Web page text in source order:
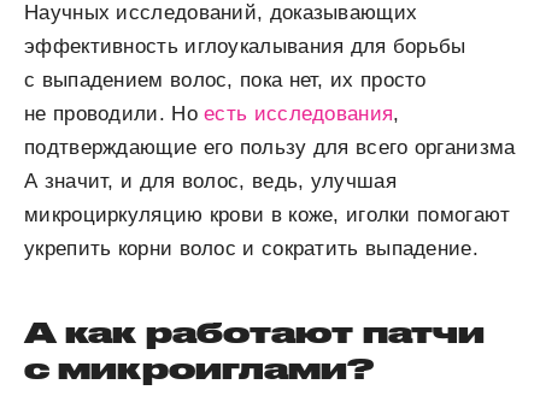
Научных исследований, доказывающих
эффективность иглоукалывания для борьбы
с выпадением волос, пока нет, их просто
не проводили. Ноесть исследования,
подтверждающие его пользу для всего организма
А значит, и для волос, ведь, улучшая
микроциркуляцию крови в коже, иголки помогают
укрепить корни волос и сократить выпадение.
А как работают патчи
с микроиглами?